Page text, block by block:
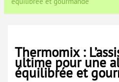
Thermomix :
ultime pour une
équilibrée et